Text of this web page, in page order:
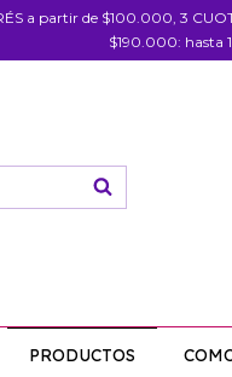
a partir de $100.000, 3
$190.000: hasta
PRODUCTOS